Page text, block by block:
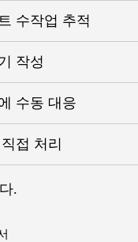
수작업 추적
작성
수동 대응
접 처리
.